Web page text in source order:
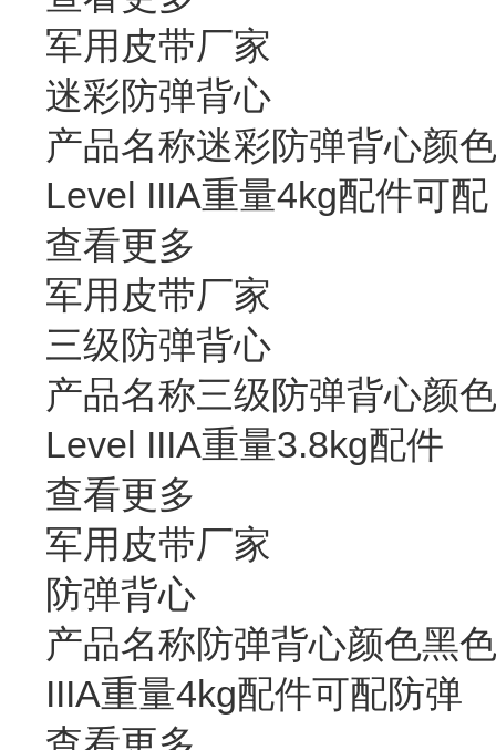
军用皮带厂家
迷彩防弹背心
产品名称迷彩防弹背心颜
Level IIIA重量4kg配件可配
查看更多
军用皮带厂家
三级防弹背心
产品名称三级防弹背心颜
Level IIIA重量3.8kg配件
查看更多
军用皮带厂家
防弹背心
产品名称防弹背心颜色黑
IIIA重量4kg配件可配防弹